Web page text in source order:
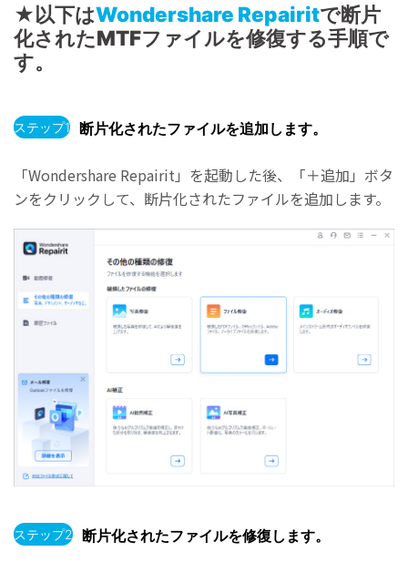
★以下はWondershare Repairitで断片
化されたMTFファイルを修復する手順で
す。
ステップ1 断片化されたファイルを追加します。
「Wondershare Repairit」を起動した後、「＋追加」ボタ
ンをクリックして、断片化されたファイルを追加します。
ステップ2 断片化されたファイルを修復します。